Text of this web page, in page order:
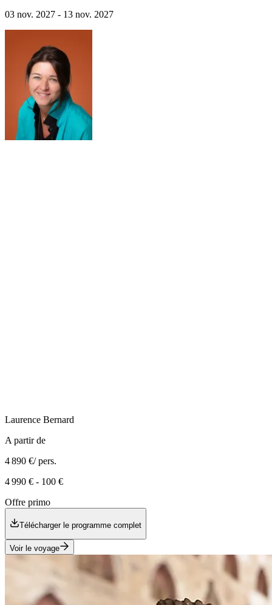
03 nov. 2027 - 13 nov. 2027
Laurence Bernard
A partir de
4 890 €/ pers.
4 990 € - 100 €
Offre primo
Télécharger le programme complet
Voir le voyage